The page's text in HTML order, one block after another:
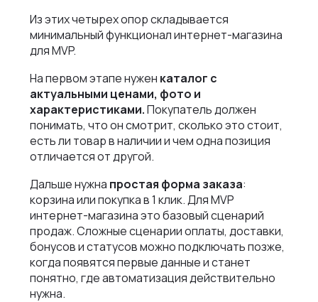
Из этих четырех опор складывается
минимальный функционал интернет-магазина
для MVP.
На первом этапе нужен каталог с
актуальными ценами, фото и
характеристиками.Покупатель должен
понимать, что он смотрит, сколько это стоит,
есть ли товар в наличии и чем одна позиция
отличается от другой.
Дальше нужна простая форма заказа:
корзина или покупка в 1 клик. Для MVP
интернет-магазина это базовый сценарий
продаж. Сложные сценарии оплаты, доставки,
бонусов и статусов можно подключать позже,
когда появятся первые данные и станет
понятно, где автоматизация действительно
нужна.